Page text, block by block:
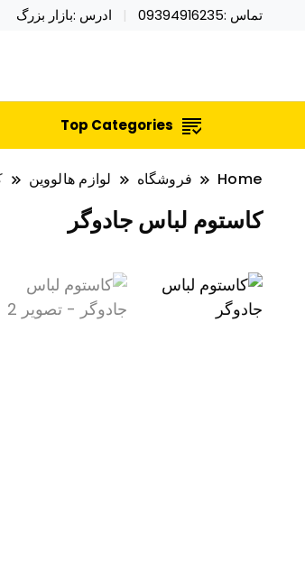
تماس :09394916235 ادرس :بازار بزرگ
نایکر توی فروش عمده
خرید محصولات خاص فیجت اسباب
Top Categories
Home فروشگاه لوازم هالووین
کاستوم لباس جادوگر